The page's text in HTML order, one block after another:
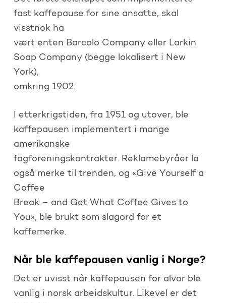
fast kaffepause for sine ansatte, skal
visstnok ha
vært enten Barcolo Company eller Larkin
Soap Company (begge lokalisert i New
York),
omkring 1902.
I etterkrigstiden, fra 1951 og utover, ble
kaffepausen implementert i mange
amerikanske
fagforeningskontrakter. Reklamebyråer la
også merke til trenden, og «Give Yourself a
Coffee
Break – and Get What Coffee Gives to
You», ble brukt som slagord for et
kaffemerke.
Når ble kaffepausen vanlig i Norge?
Det er uvisst når kaffepausen for alvor ble
vanlig i norsk arbeidskultur. Likevel er det